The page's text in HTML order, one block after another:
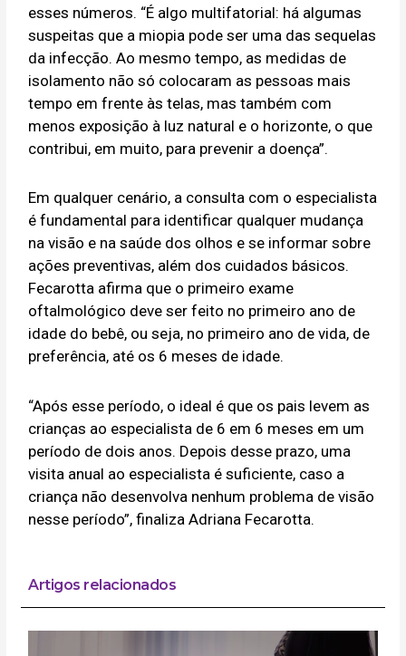
esses números. “É algo multifatorial: há algumas
suspeitas que a miopia pode ser uma das sequelas
da infecção. Ao mesmo tempo, as medidas de
isolamento não só colocaram as pessoas mais
tempo em frente às telas, mas também com
menos exposição à luz natural e o horizonte, o que
contribui, em muito, para prevenir a doença”.
Em qualquer cenário, a consulta com o especialista
é fundamental para identificar qualquer mudança
na visão e na saúde dos olhos e se informar sobre
ações preventivas, além dos cuidados básicos.
Fecarotta afirma que o primeiro exame
oftalmológico deve ser feito no primeiro ano de
idade do bebê, ou seja, no primeiro ano de vida, de
preferência, até os 6 meses de idade.
“Após esse período, o ideal é que os pais levem as
crianças ao especialista de 6 em 6 meses em um
período de dois anos. Depois desse prazo, uma
visita anual ao especialista é suficiente, caso a
criança não desenvolva nenhum problema de visão
nesse período”, finaliza Adriana Fecarotta.
Artigos relacionados